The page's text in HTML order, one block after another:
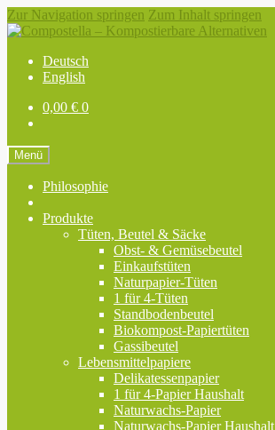
Zur Navigation springen Zum Inhalt springen
Deutsch
English
0,00 € 0
Menü
Philosophie
Produkte
Tüten, Beutel & Säcke
Obst- & Gemüsebeutel
Einkaufstüten
Naturpapier-Tüten
1 für 4-Tüten
Standbodenbeutel
Biokompost-Papiertüten
Gassibeutel
Lebensmittelpapiere
Delikatessenpapier
1 für 4-Papier Haushalt
Naturwachs-Papier
Naturwachs-Papier Haushalt